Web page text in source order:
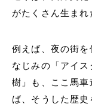
がたくさん生まれ
例えば、夜の街
なじみの「アイ
樹」も、ここ馬
ば、そうした歴